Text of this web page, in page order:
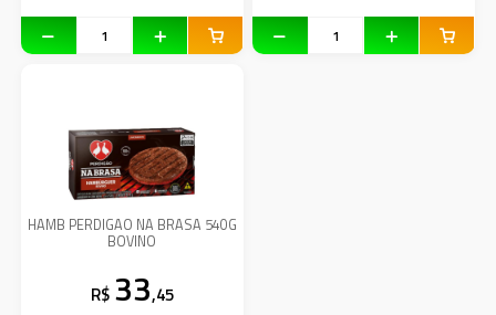
HAMB PERDIGAO NA BRASA 540G
BOVINO
R$ 33,45